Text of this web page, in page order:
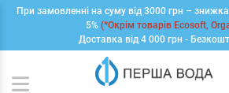
При замовленні на суму від 3000 грн –
5% (*Окрім товарів Ecosoft,
Доставка від 4 000 грн -